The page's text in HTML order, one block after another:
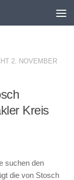
2. NOVEMBER
Kreis
suchen den
die von Stosch